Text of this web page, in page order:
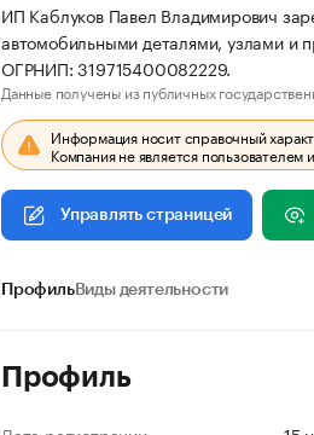
ИП Каблуков Павел Владимирович
автомобильными деталями, узлами и
ОГРНИП: 319715400082229.
Данные получены из публичных
Информация носит справочный
Компания не является
Управлять страницей
ПрофильВиды деятельности
Профиль